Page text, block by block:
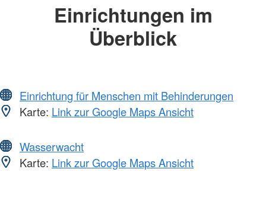
Einrichtungen im
Überblick
Einrichtung für Menschen mit Behinderungen
Karte: Link zur Google Maps Ansicht
Wasserwacht
Karte: Link zur Google Maps Ansicht